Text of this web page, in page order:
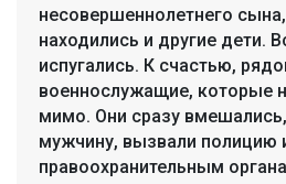
несовершеннолетнего
находились и другие дети.
испугались. К счастью,
военнослужащие, которые
мимо. Они сразу
мужчину, вызвали полицию
правоохранительным